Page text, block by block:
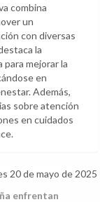
combina
un
con diversas
la
mejorar la
en
Además,
sobre atención
en cuidados
20 de mayo de 2025
enfrentan